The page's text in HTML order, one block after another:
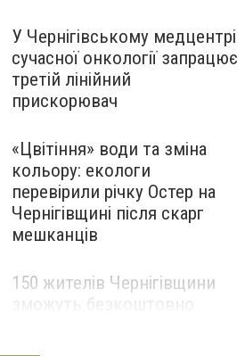
У Чернігівському медцентрі
сучасної онкології запрацює
третій лінійний
прискорювач
«Цвітіння» води та зміна
кольору: екологи
перевірили річку Остер на
Чернігівщині після скарг
мешканців
150 жителів Чернігівщини
зможуть безкоштовно